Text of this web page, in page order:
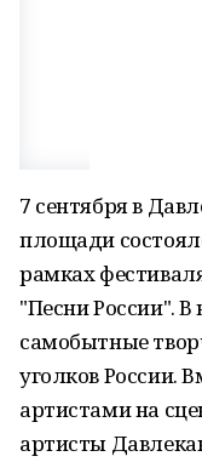
7 сентября в
площади
рамках
"Песни России".
самобытные
уголков России.
артистами на
артисты